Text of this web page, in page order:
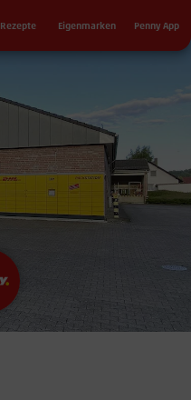
Rezepte Eigenmarken Penny App